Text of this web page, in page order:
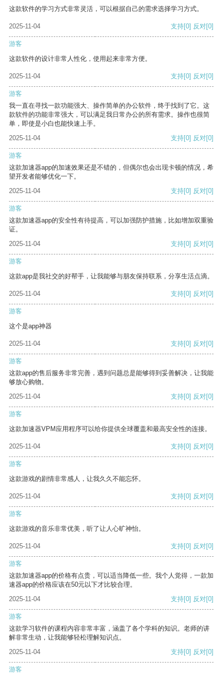
这款软件的学习方式非常灵活，可以根据自己的需求选择学习方式。
2025-11-04 支持[0] 反对[0]
游客
这款软件的设计非常人性化，使用起来非常方便。
2025-11-04 支持[0] 反对[0]
游客
我一直在寻找一款功能强大、操作简单的办公软件，终于找到了它。这
款软件的功能非常强大，可以满足我日常办公的所有需求。操作也很简
单，即使是小白也能快速上手。
2025-11-04
支持[0] 反对[0]
游客
这款加速器app的加速效果还是不错的，但偶尔也会出现卡顿的情况，希
望开发者能够优化一下。
2025-11-04
支持[0] 反对[0]
游客
这款加速器app的安全性有待提高，可以加强防护措施，比如增加双重验
证。
2025-11-04
支持[0] 反对[0]
游客
这款app是我社交的好帮手，让我能够与朋友保持联系，分享生活点滴。
2025-11-04 支持[0] 反对[0]
游客
这个是app神器
2025-11-04 支持[0] 反对[0]
游客
这款app的售后服务非常完善，遇到问题总是能够得到妥善解决，让我能
够放心购物。
2025-11-04
支持[0] 反对[0]
游客
这款加速器VPM应用程序可以给你提供全球覆盖和最高安全性的连接。
2025-11-04 支持[0] 反对[0]
游客
这款游戏的剧情非常感人，让我久久不能忘怀。
2025-11-04 支持[0] 反对[0]
游客
这款游戏的音乐非常优美，听了让人心旷神怡。
2025-11-04 支持[0] 反对[0]
游客
这款加速器app的价格有点贵，可以适当降低一些。我个人觉得，一款加
速器app的价格应该在50元以下才比较合理。
2025-11-04
支持[0] 反对[0]
游客
这款学习软件的课程内容非常丰富，涵盖了各个学科的知识。老师的讲
解非常生动，让我能够轻松理解知识点。
2025-11-04
支持[0] 反对[0]
游客